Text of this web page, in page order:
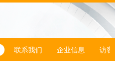
联系我们 企业信息 访客